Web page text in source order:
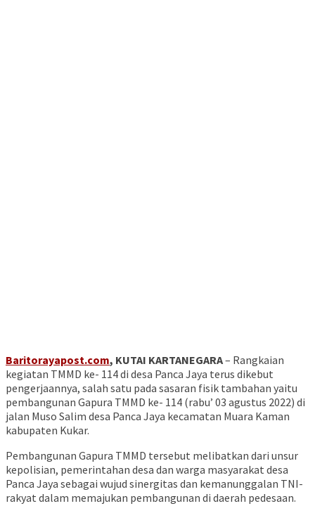
Baritorayapost.com, KUTAI KARTANEGARA– Rangkaian
kegiatan TMMD ke- 114 di desa Panca Jaya terus dikebut
pengerjaannya, salah satu pada sasaran fisik tambahan yaitu
pembangunan Gapura TMMD ke- 114 (rabu’ 03 agustus 2022) di
jalan Muso Salim desa Panca Jaya kecamatan Muara Kaman
kabupaten Kukar.
Pembangunan Gapura TMMD tersebut melibatkan dari unsur
kepolisian, pemerintahan desa dan warga masyarakat desa
Panca Jaya sebagai wujud sinergitas dan kemanunggalan TNI-
rakyat dalam memajukan pembangunan di daerah pedesaan.